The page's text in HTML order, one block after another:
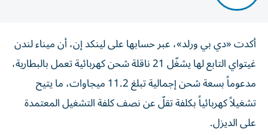
أكدت «دي بي ورلد»، عبر حسابها على لينكد إن، أن ميناء لندن
غيتواي التابع لها يشغّل 21 ناقلة شحن كهربائية تعمل بالبطارية،
مدعوماً بسعة شحن إجمالية تبلغ 11.2 ميجاوات، ما يتيح
تشغيلاً كهربائياً بكلفة تقلّ عن نصف كلفة التشغيل المعتمدة
على الديزل.